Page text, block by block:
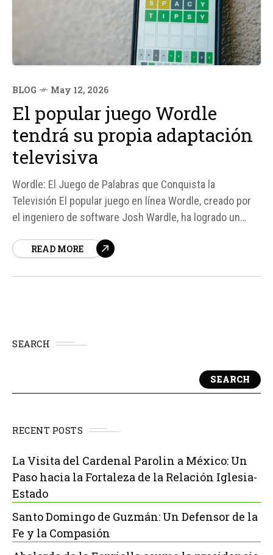
BLOG May 12, 2026
El popular juego Wordle
tendrá su propia adaptación
televisiva
Wordle: El Juego de Palabras que Conquista la
Televisión El popular juego en línea Wordle, creado por
el ingeniero de software Josh Wardle, ha logrado un
mecánica simple y adictiva, que consiste en encontrar
READ MORE
SEARCH
SEARCH
RECENT POSTS
La Visita del Cardenal Parolin a México: Un
Paso hacia la Fortaleza de la Relación Iglesia-
Estado
Santo Domingo de Guzmán: Un Defensor de la
Fe y la Compasión